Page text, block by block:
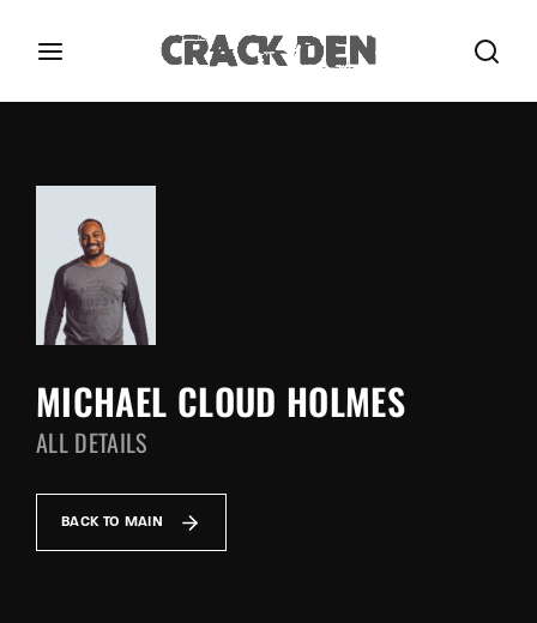
MICHAEL CLOUD HOLMES
ALL DETAILS
BACK TO MAIN
Press Enter / Return to begin your search or hit
Password